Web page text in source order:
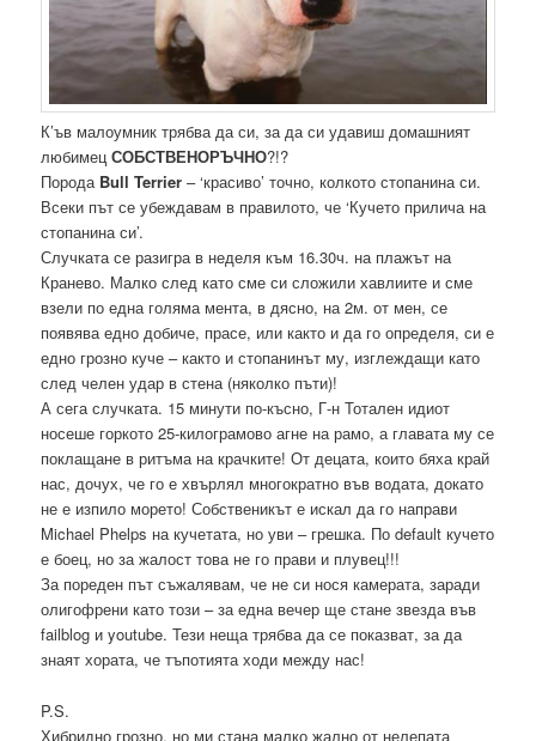
К’ъв малоумник трябва да си, за да си удавиш домашният
любимецСОБСТВЕНОРЪЧНО?!?
Порода Bull Terrier – ‘красиво’ точно, колкото стопанина си.
Всеки път се убеждавам в правилото, че ‘Кучето прилича на
стопанина си’.
Случката се разигра в неделя към 16.30ч. на плажът на
Кранево. Малко след като сме си сложили хавлиите и сме
взели по една голяма мента, в дясно, на 2м. от мен, се
появява едно добиче, прасе, или както и да го определя, си е
едно грозно куче – както и стопанинът му, изглеждащи като
след челен удар в стена (няколко пъти)!
А сега случката. 15 минути по-късно, Г-н Тотален идиот
носеше горкото 25-килограмово агне на рамо, а главата му се
поклащане в ритъма на крачките! От децата, които бяха край
нас, дочух, че го е хвърлял многократно във водата, докато
не е изпило морето! Собственикът е искал да го направи
Michael Phelps на кучетата, но уви – грешка. По default кучето
е боец, но за жалост това не го прави и плувец!!!
За пореден път съжалявам, че не си нося камерата, заради
олигофрени като този – за една вечер ще стане звезда във
failblog и youtube. Тези неща трябва да се показват, за да
знаят хората, че тъпотията ходи между нас!
P.S.
Хибридно грозно, но ми стана малко жално от нелепата